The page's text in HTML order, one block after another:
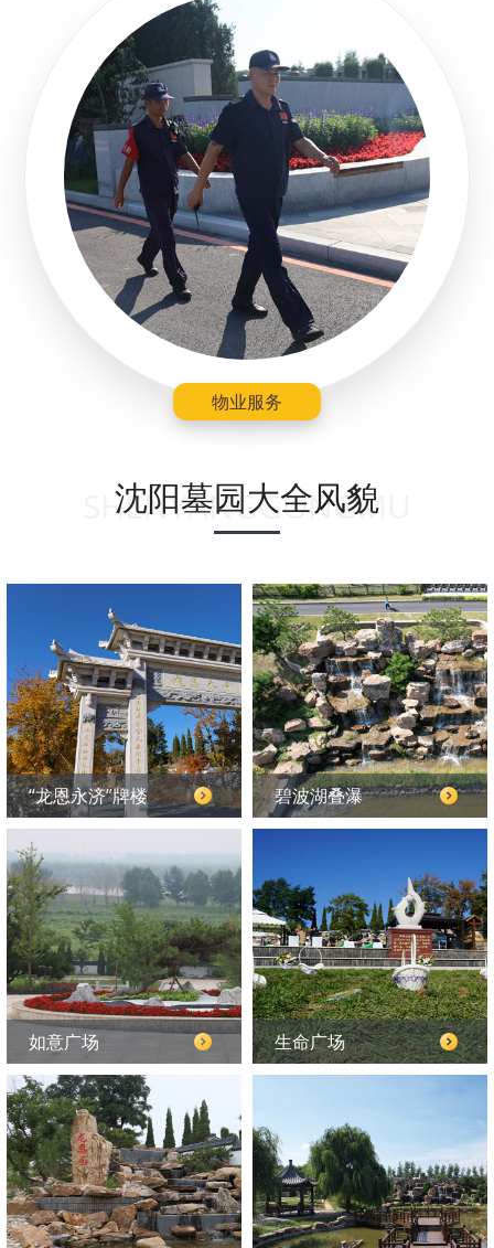
物业服务
沈阳墓园大全风貌
SHENYANGGONGMU
“龙恩永济”牌楼 碧波湖叠瀑
如意广场 生命广场